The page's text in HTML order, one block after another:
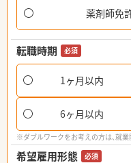
薬剤師免
転職時期 必須
1ヶ月以内
6ヶ月以内
※ダブルワークをお考えの方は、就
希望雇用形態 必須